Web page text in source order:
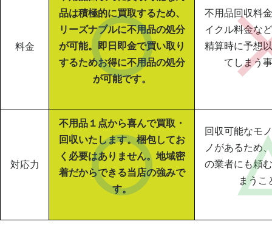
料金
品は積極的に買取するため、
リーズナブルに不用品の処分
が可能。即日即金で買い取り
するためお得に不用品の処分
が可能です。
不用品回収料
イクル料金な
精算時に予想
てしまう
対応力
不用品１点から喜んで買取・
回収いたします。梱包してお
く必要はありません。地域密
着だからできる当店の強みで
す。
回収可能なモ
ノがあるため
の業者にも頼
まうこ